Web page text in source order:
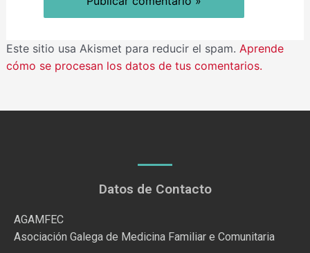
Este sitio usa Akismet para reducir el spam. Aprende
cómo se procesan los datos de tus comentarios.
Datos de Contacto
AGAMFEC
Asociación Galega de Medicina Familiar e Comunitaria